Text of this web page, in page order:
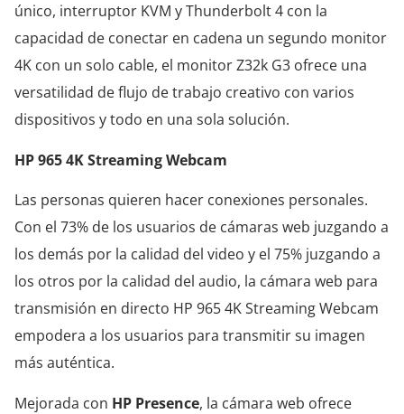
único, interruptor KVM y Thunderbolt 4 con la
capacidad de conectar en cadena un segundo monitor
4K con un solo cable, el monitor Z32k G3 ofrece una
versatilidad de flujo de trabajo creativo con varios
dispositivos y todo en una sola solución.
HP 965 4K Streaming Webcam
Las personas quieren hacer conexiones personales.
Con el 73% de los usuarios de cámaras web juzgando a
los demás por la calidad del video y el 75% juzgando a
los otros por la calidad del audio, la cámara web para
transmisión en directo HP 965 4K Streaming Webcam
empodera a los usuarios para transmitir su imagen
más auténtica.
Mejorada con HP Presence, la cámara web ofrece